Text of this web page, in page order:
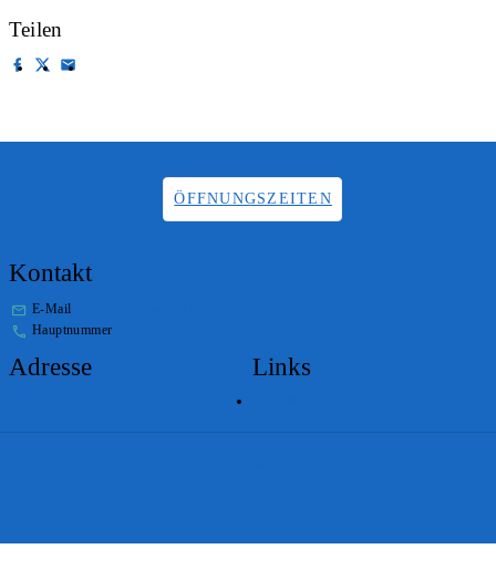
Teilen
ÖFFNUNGSZEITEN
Kontakt
E-Mail
Hauptnummer
Adresse Links